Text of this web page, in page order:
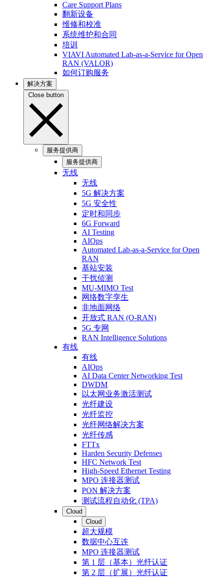
Care Support Plans
翻新设备
维修和校准
系统维护和合同
培训
VIAVI Automated Lab-as-a-Service for Open
RAN (VALOR)
如何订购服务
解决方案
Close button
服务提供商
服务提供商
无线
无线
5G 解决方案
5G 安全性
定时和同步
6G Forward
AI Testing
AIOps
Automated Lab-as-a-Service for Open
RAN
基站安装
干扰侦测
MU-MIMO Test
网络数字孪生
非地面网络
开放式 RAN (O-RAN)
5G 专网
RAN Intelligence Solutions
有线
有线
AIOps
AI Data Center Networking Test
DWDM
以太网业务激活测试
光纤建设
光纤监控
光纤网络解决方案
光纤传感
FTTx
Harden Security Defenses
HFC Network Test
High-Speed Ethernet Testing
MPO 连接器测试
PON 解决方案
测试流程自动化 (TPA)
Cloud
Cloud
超大规模
数据中心互连
MPO 连接器测试
第 1 层（基本）光纤认证
第 2 层（扩展）光纤认证